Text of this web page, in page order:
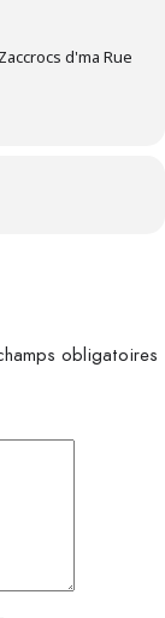
d'ma Rue
obligatoires